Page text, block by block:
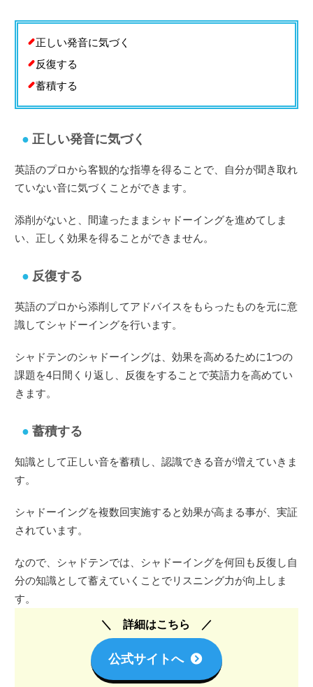
正しい発音に気づく
反復する
蓄積する
正しい発音に気づく
英語のプロから客観的な指導を得ることで、自分が聞き取れ
ていない音に気づくことができます。
添削がないと、間違ったままシャドーイングを進めてしま
い、正しく効果を得ることができません。
反復する
英語のプロから添削してアドバイスをもらったものを元に意
識してシャドーイングを行います。
シャドテンのシャドーイングは、効果を高めるために1つの
課題を4日間くり返し、反復をすることで英語力を高めてい
きます。
蓄積する
知識として正しい音を蓄積し、認識できる音が増えていきま
す。
シャドーイングを複数回実施すると効果が高まる事が、実証
されています。
なので、シャドテンでは、シャドーイングを何回も反復し自
分の知識として蓄えていくことでリスニング力が向上しま
す。
詳細はこちら
公式サイトへ